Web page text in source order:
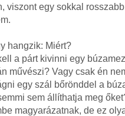
viszont egy sokkal
hangzik: Miért?
a párt kivinni egy
művészi? Vagy csak én
egy szál bőrönddel a
sem állíthatja meg
magyarázatnak, de ez